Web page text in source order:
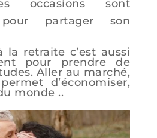
occasions sont
pour partager son
la retraite c’est aussi
pour prendre de
Aller au marché,
d’économiser,
monde ..